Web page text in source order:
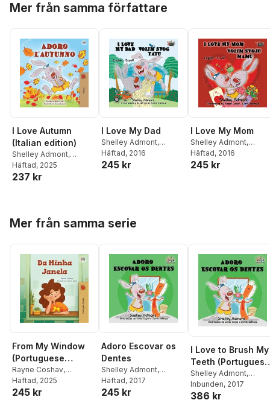
Mer från samma författare
I Love Autumn
(Italian edition)
Shelley Admont,
Kidkiddos Books
Häftad, 2025
237 kr
I Love My Dad
Shelley Admont,
Kidkiddos Books
Häftad, 2016
245 kr
I Love My Mom
Shelley Admont,
Kidkiddos Books
Häftad, 2016
245 kr
Mer från samma serie
From My Window
(Portuguese
Brazilian Kids
Book)
Rayne Coshav,
Kidkiddos Books
Häftad, 2025
245 kr
Adoro Escovar os
Dentes
Shelley Admont,
Kidkiddos Books
Häftad, 2017
245 kr
I Love to Brush My
Teeth (Portuguese
language
children's book)
Shelley Admont,
Kidkiddos Books
Inbunden, 2017
386 kr